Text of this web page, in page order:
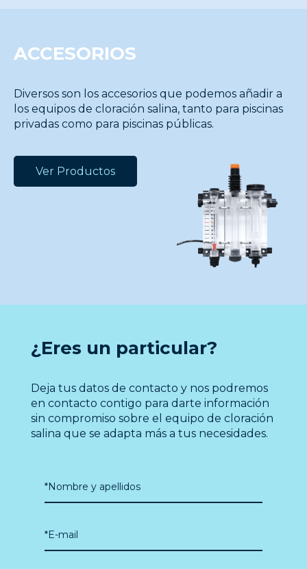
ACCESORIOS
Diversos son los accesorios que podemos añadir a
los equipos de cloración salina, tanto para piscinas
privadas como para piscinas públicas.
Ver Productos
¿Eres un particular?
Deja tus datos de contacto y nos podremos
en contacto contigo para darte información
sin compromiso sobre el equipo de cloración
salina que se adapta más a tus necesidades.